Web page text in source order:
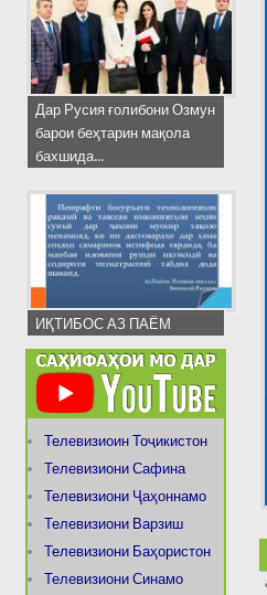
Дар Русия ғолибони Озмун
барои беҳтарин мақола
бахшида...
ИҚТИБОС АЗ ПАЁМ
Телевизиоин Тоҷикистон
Телевизиони Сафина
Телевизиони Ҷаҳоннамо
Телевизиони Варзиш
Телевизиони Баҳористон
Телевизиони Синамо